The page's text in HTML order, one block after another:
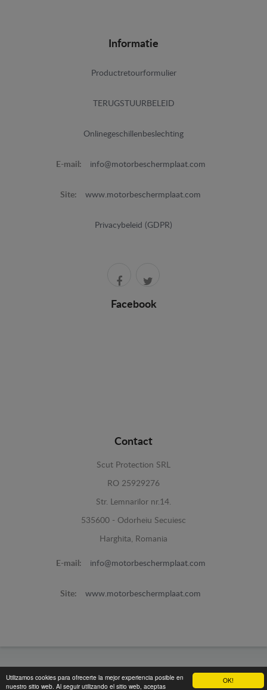
OK!
Utilizamos cookies para ofrecerte la mejor experiencia posible en
nuestro sitio web. Al seguir utilizando el sitio web, aceptas
Informatie
Productretourformulier
TERUGSTUURBELEID
Onlinegeschillenbeslechting
E-mail: info@motorbeschermplaat.com
Site: www.motorbeschermplaat.com
Privacybeleid (GDPR)
Facebook
Contact
Scut Protection SRL
RO 25929276
Str. Lemnarilor nr.14.
535600 - Odorheiu Secuiesc
Harghita, Romania
E-mail: info@motorbeschermplaat.com
Site: www.motorbeschermplaat.com